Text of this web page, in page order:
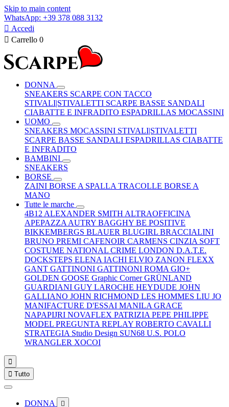
Skip to main content
WhatsApp: +39 378 088 3132
 Accedi
 Carrello 0
DONNA
SNEAKERS SCARPE CON TACCO
STIVALI|STIVALETTI SCARPE BASSE SANDALI
CIABATTE E INFRADITO ESPADRILLAS MOCASSINI
UOMO
SNEAKERS MOCASSINI STIVALI|STIVALETTI
SCARPE BASSE SANDALI ESPADRILLAS CIABATTE
E INFRADITO
BAMBINI
SNEAKERS
BORSE
ZAINI BORSE A SPALLA TRACOLLE BORSE A
MANO
Tutte le marche
4B12 ALEXANDER SMITH ALTRAOFFICINA
APEPAZZA AUTRY BAGGHY BE POSITIVE
BIKKEMBERGS BLAUER BLUGIRL BRACCIALINI
BRUNO PREMI CAFENOIR CARMENS CINZIA SOFT
COSTUME NATIONAL CRIME LONDON D.A.T.E.
DOCKSTEPS ELENA IACHI ELVIO ZANON FLEXX
GANT GATTINONI GATTINONI ROMA GIO+
GOLDEN GOOSE Graphic CornerGRÜNLAND
GUARDIANI GUY LAROCHE HEYDUDE JOHN
GALLIANO JOHN RICHMOND LES HOMMES LIU JO
MANIFACTURE D'ESSAI MANILA GRACE
NAPAPIJRI NOVAFLEX PATRIZIA PEPE PHILIPPE
MODEL PREGUNTA REPLAY ROBERTO CAVALLI
STRATEGIA Studio Design SUN68 U.S. POLO
WRANGLER XOCOI

 Tutto
DONNA 